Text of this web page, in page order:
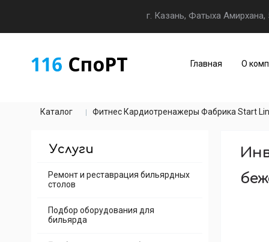
г. Казань, Фатыха Амирхана,
Главная О
Каталог Фитнес Кардиотренажеры Фабрика Start
Услуги
Ремонт и реставрация бильярдных
столов
Подбор оборудования для
бильярда